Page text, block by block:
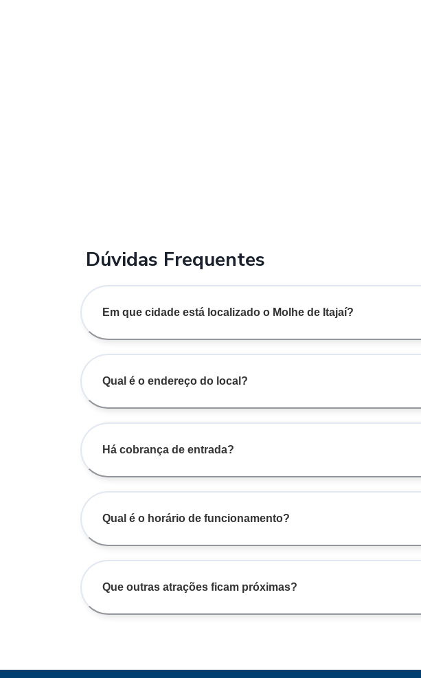
Dúvidas Frequentes
Em que cidade está localizado o Molhe de Itajaí?
Qual é o endereço do local?
Há cobrança de entrada?
Qual é o horário de funcionamento?
Que outras atrações ficam próximas?